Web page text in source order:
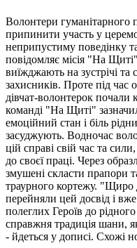
Волонтери
припинити участь у
неприпустиму поведінку
повідомляє місія "На
виїжджають на зустрічі
захисників. Проте під час
дівчат-волонтерок почали
команді "На Щиті"
емоційний стан і біль
засуджують. Водночас
цій справі свій час та
до своєї праці. Через
змушені скласти прапори
траурного кортежу. "Щиро
перейняли цей досвід і
полеглих Героїв до
справжня традиція шани,
- йдеться у дописі.